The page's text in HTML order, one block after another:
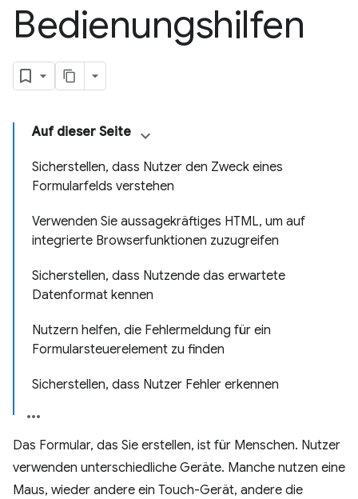
Bedienungshilfen
Auf dieser Seite
Sicherstellen, dass Nutzer den Zweck eines
Formularfelds verstehen
Verwenden Sie aussagekräftiges HTML, um auf
integrierte Browserfunktionen zuzugreifen
Sicherstellen, dass Nutzende das erwartete
Datenformat kennen
Nutzern helfen, die Fehlermeldung für ein
Formularsteuerelement zu finden
Sicherstellen, dass Nutzer Fehler erkennen
Das Formular, das Sie erstellen, ist für Menschen. Nutzer
verwenden unterschiedliche Geräte. Manche nutzen eine
Maus, wieder andere ein Touch-Gerät, andere die